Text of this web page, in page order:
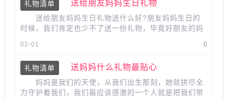
礼物清单 送给朋友妈妈生日礼物
送给朋友妈妈生日礼物送什么好?朋友妈妈生日的
时候，我们肯定也少不了送一份礼物，毕竟好朋友的妈
0
02-01
礼物清单 送妈妈什么礼物最贴心
妈妈是我们的天使，从我们出生那刻，她就拼尽全
力守护着我们，我们最应该感激的一个人就是把我们带